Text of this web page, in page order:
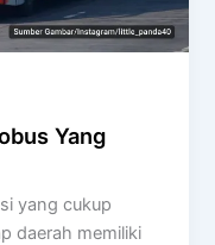
Yang
yang cukup
daerah memiliki